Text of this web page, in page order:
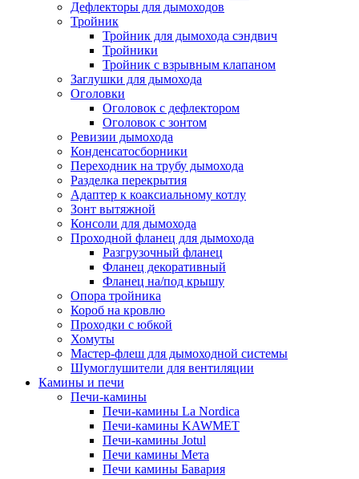
Дефлекторы для дымоходов
Тройник
Тройник для дымохода сэндвич
Тройники
Тройник с взрывным клапаном
Заглушки для дымохода
Оголовки
Оголовок с дефлектором
Оголовок с зонтом
Ревизии дымохода
Конденсатосборники
Переходник на трубу дымохода
Разделка перекрытия
Адаптер к коаксиальному котлу
Зонт вытяжной
Консоли для дымохода
Проходной фланец для дымохода
Разгрузочный фланец
Фланец декоративный
Фланец на/под крышу
Опора тройника
Короб на кровлю
Проходки с юбкой
Хомуты
Мастер-флеш для дымоходной системы
Шумоглушители для вентиляции
Камины и печи
Печи-камины
Печи-камины La Nordica
Печи-камины KAWMET
Печи-камины Jotul
Печи камины Мета
Печи камины Бавария